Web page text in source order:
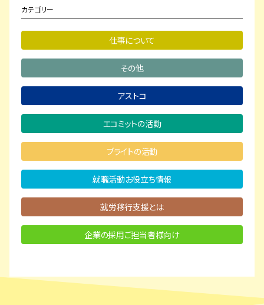
カテゴリー
仕事について
その他
アストコ
エコミットの活動
ブライトの活動
就職活動お役立ち情報
就労移行支援とは
企業の採用ご担当者様向け